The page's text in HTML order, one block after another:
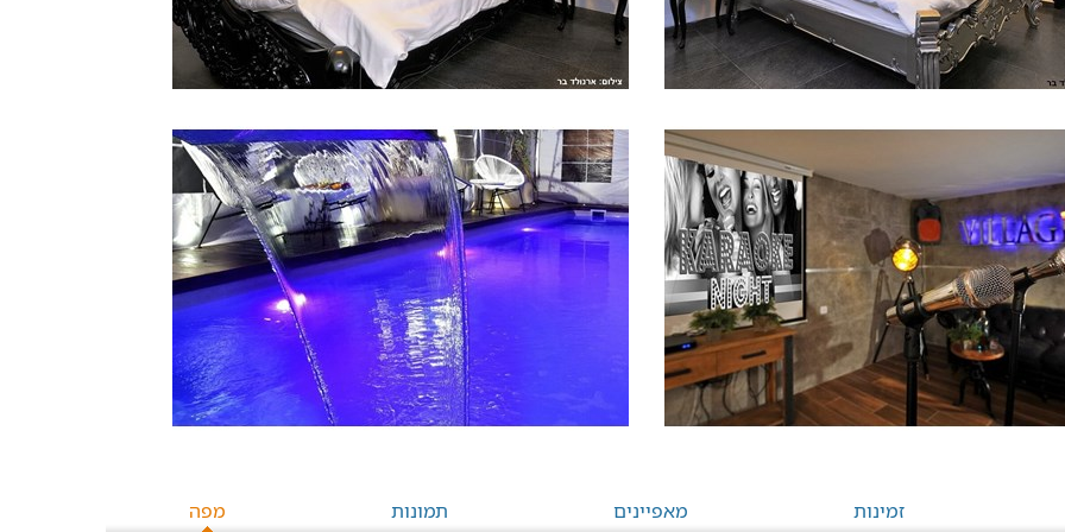
זמינות מאפיינים תמונות מפה